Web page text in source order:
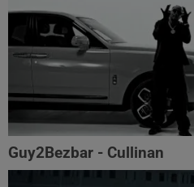
Guy2Bezbar - Cullinan